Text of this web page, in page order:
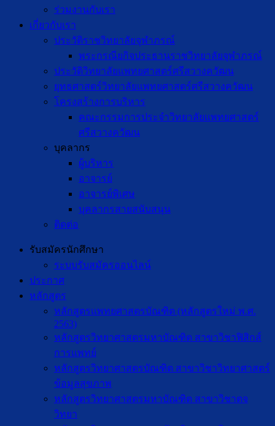
ร่วมงานกับเรา
เกี่ยวกับเรา
ประวัติราชวิทยาลัยจุฬาภรณ์
พระกรณียกิจประธานราชวิทยาลัยจุฬาภรณ์
ประวัติวิทยาลัยแพทยศาสตร์ศรีสวางควัฒน
ยุทธศาสตร์วิทยาลัยแพทยศาสตร์ศรีสวางควัฒน
โครงสร้างการบริหาร
คณะกรรมการประจำวิทยาลัยแพทยศาสตร์
ศรีสวางควัฒน
บุคลากร
ผู้บริหาร
อาจารย์
อาจารย์พิเศษ
บุคลากรสายสนับสนุน
ติดต่อ
รับสมัครนักศึกษา
ระบบรับสมัครออนไลน์
ประกาศ
หลักสูตร
หลักสูตรแพทยศาสตรบัณฑิต (หลักสูตรใหม่ พ.ศ.
2563)
หลักสูตรวิทยาศาสตรมหาบัณฑิต สาขาวิชาฟิสิกส์
การแพทย์
หลักสูตรวิทยาศาสตรบัณฑิต สาขาวิชาวิทยาศาสตร์
ข้อมูลสุขภาพ
หลักสูตรวิทยาศาสตรมหาบัณฑิต สาขาวิชาตจ
วิทยา